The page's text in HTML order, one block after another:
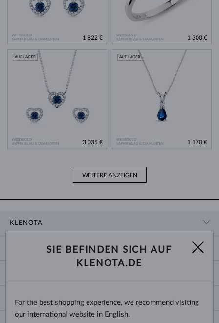
WEISSGOLD
SAPHIR BLAU & DIAMANTEN
1 822 €
WEISSGOLD
SAPHIR BLAU & DIAMANTEN
1 300 €
WEISSGOLD
SAPHIR BLAU & DIAMANTEN
AUF LAGER
3 035 €
WEISSGOLD
SAPHIR BLAU & DIAMANTEN
AUF LAGER
1 170 €
WEITERE ANZEIGEN
KLENOTA
BLOG
ZAHLUNG UND VERSAND
TRAURINGE AUSWÄHLEN
ECHTHEITSZERTIFIKATE
KETTENGRÖSSEN UND -ARTEN
ARMBANDGRÖSSEN
Deutschland & Österreich
SIE BEFINDEN SICH AUF
KLENOTA.DE
For the best shopping experience, we recommend visiting
our international website in English.